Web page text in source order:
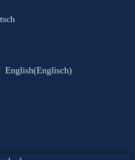
English(Englisch)